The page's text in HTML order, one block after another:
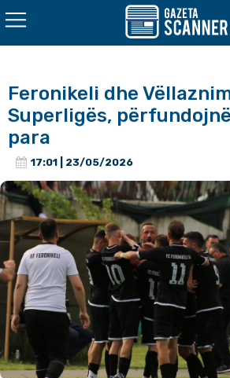
Feronikeli dhe
Superligës,
para
17:01 | 23/05/2026